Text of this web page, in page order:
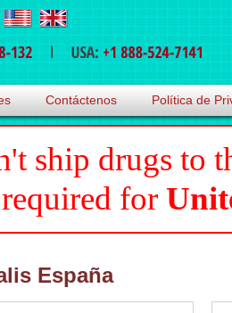
Contáctenos Política de
ship drugs to
for
España